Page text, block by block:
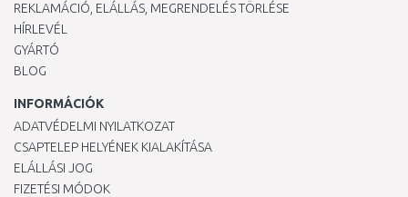
REKLAMÁCIÓ, ELÁLLÁS, MEGRENDELÉS TÖRLÉSE
HÍRLEVÉL
GYÁRTÓ
BLOG
INFORMÁCIÓK
ADATVÉDELMI NYILATKOZAT
CSAPTELEP HELYÉNEK KIALAKÍTÁSA
ELÁLLÁSI JOG
FIZETÉSI MÓDOK